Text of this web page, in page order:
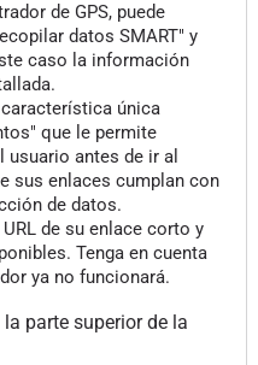
de GPS, puede
datos SMART" y
caso la información
única
que le permite
antes de ir al
sus enlaces cumplan con
de datos.
de su enlace corto y
Tenga en cuenta
ya no funcionará.
parte superior de la